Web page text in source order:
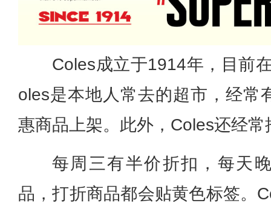
Coles成立于1914年，目前
oles是本地人常去的超市，经常
惠商品上架。此外，Coles还经常
每周三有半价折扣，每天
品，打折商品都会贴黄色标签。